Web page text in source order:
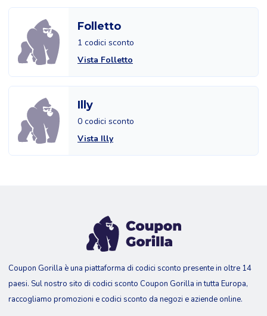
Folletto
1 codici sconto
Vista Folletto
Illy
0 codici sconto
Vista Illy
Coupon Gorilla è una piattaforma di codici sconto presente in oltre 14
paesi. Sul nostro sito di codici sconto Coupon Gorilla in tutta Europa,
raccogliamo promozioni e codici sconto da negozi e aziende online.